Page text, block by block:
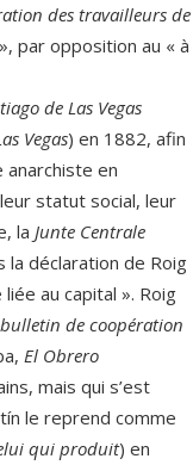
des travailleurs de
par opposition au « à
de Las Vegas
Vegas) en 1882, afin
en
statut social, leur
la Junte Centrale
la déclaration de Roig
au capital ». Roig
bulletin de coopération
El Obrero
mais qui s’est
le reprend comme
qui produit) en